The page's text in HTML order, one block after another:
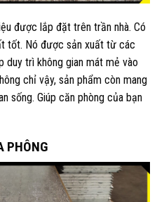
được lắp đặt trên trần nhà. Có
tốt. Nó được sản xuất từ các
duy trì không gian mát mẻ vào
chỉ vậy, sản phẩm còn mang
sống. Giúp căn phòng của bạn
PHÔNG